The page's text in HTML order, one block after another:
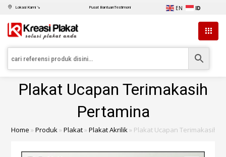
Lokasi Kami ↘ Pusat BantuanTestimoni EN ID
Plakat Ucapan Terimakasih
Pertamina
Home »Produk»Plakat»Plakat Akrilik» Plakat Ucapan Terimakasih